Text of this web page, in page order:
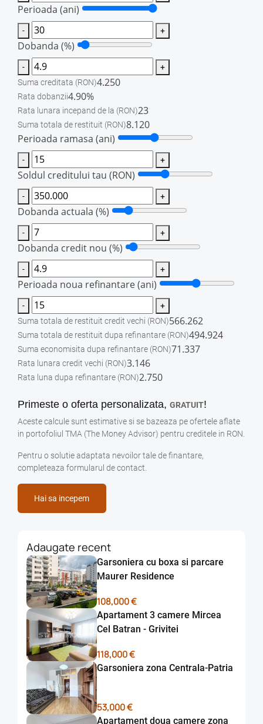
Perioada (ani)
- +
Dobanda (%)
- +
Suma creditata (RON)4.250
Rata dobanzii4.90%
Rata lunara incepand de la (RON)23
Suma totala de restituit (RON)8.120
Perioada ramasa (ani)
- +
Soldul creditului tau (RON)
- +
Dobanda actuala (%)
- +
Dobanda credit nou (%)
- +
Perioada noua refinantare (ani)
- +
Suma totala de restituit credit vechi (RON)566.262
Suma totala de restituit dupa refinantare (RON)494.924
Suma economisita dupa refinantare (RON)71.337
Rata lunara credit vechi (RON)3.146
Rata luna dupa refinantare (RON)2.750
Primeste o oferta personalizata, GRATUIT!
Aceste calcule sunt estimative si se bazeaza pe ofertele aflate
in portofoliul TMA (The Money Advisor) pentru creditele in RON.
Pentru o solutie adaptata nevoilor tale de finantare,
completeaza formularul de contact.
Hai sa incepem
Adaugate recent
Garsoniera cu boxa si parcare
Maurer Residence
108,000 €
Apartament 3 camere Mircea
Cel Batran - Grivitei
118,000 €
Garsoniera zona Centrala-Patria
53,000 €
Apartament doua camere zona